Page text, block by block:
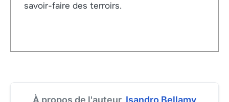
savoir-faire des terroirs.
À propos de l'auteur, Isandro Bellamy